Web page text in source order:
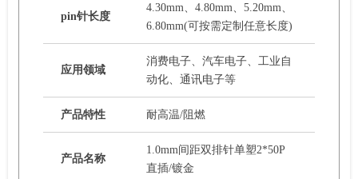
pin针长度
4.30mm、4.80mm、5.20mm、
6.80mm(可按需定制任意长度)
应用领域
消费电子、汽车电子、工业自
动化、通讯电子等
产品特性 耐高温/阻燃
产品名称
1.0mm间距双排针单塑2*50P
直插/镀金